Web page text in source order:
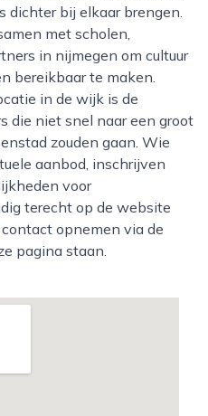
dichter bij elkaar brengen.
met scholen,
in nijmegen om cultuur
bereikbaar te maken.
in de wijk is de
die niet snel naar een groot
zouden gaan. Wie
aanbod, inschrijven
voor
terecht op de website
opnemen via de
pagina staan.